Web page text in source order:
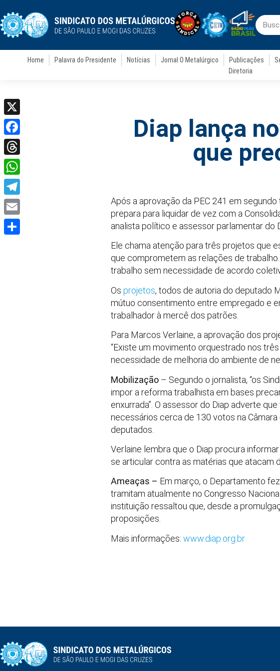
Home Palavra do Presidente Notícias Jornal O Metalúrgico Publicações
Diretoria
Diap lança
que
Após a aprovação da PEC 241 em
prepara para liquidar de vez com a
analista político e assessor parlamentar do
Ele chama atenção para três projetos que
que comprometem as relações de
trabalho sem necessidade de acordo
Os projetos, todos de autoria do deputado
mútuo consentimento entre empregado e
trabalhador à mercê dos patrões.
Para Marcos Verlaine, a aprovação dos
“Existe um movimento orquestrado nos
necessidade de melhoria do ambiente de
Mobilização – Segundo o jornalista, “os
impor a reforma trabalhista em bases
enxurrada”. O assessor do Diap adverte
necessários cerca de 130 votos na
deputados.
Verlaine lembra que o Diap procura
se articular contra as matérias que atacam
Ameaças – Em março, o Departamento
tramitam atualmente no Congresso
instituição ressaltou que, desde a
proposições.
Mais informações: www.diap.org.br
X
Facebook
Threads
WhatsApp
Telegram
Email